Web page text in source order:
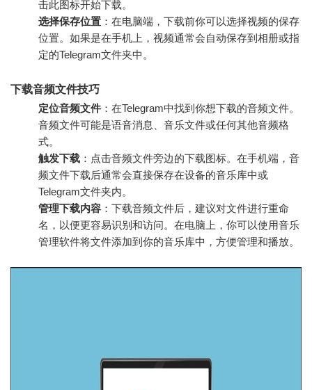
击此图标开始下载。
选择保存位置 ：在电脑端，下载前你可以选择视频的保存
位置。如果是在手机上，视频通常会自动保存到相册或指
定的Telegram文件夹中。
下载音频文件技巧
定位音频文件 ：在Telegram中找到你想下载的音频文件。
音频文件可能是语音消息、音乐文件或任何其他音频格
式。
触发下载 ：点击音频文件旁边的下载图标。在手机端，音
频文件下载后通常会直接保存在设备的音乐库中或
Telegram文件夹内。
管理下载内容 ：下载音频文件后，建议对文件进行重命
名，以便更容易识别和访问。在电脑上，你可以使用音乐
管理软件将文件添加到你的音乐库中，方便管理和播放。